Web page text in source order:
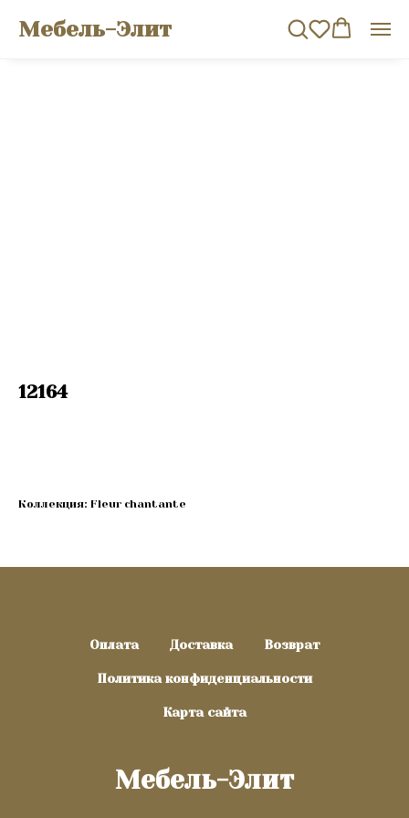
Мебель-Элит
12164
Коллекция: Fleur chantante
Оплата Доставка Возврат
Политика конфиденциальности
Карта сайта
Мебель-Элит